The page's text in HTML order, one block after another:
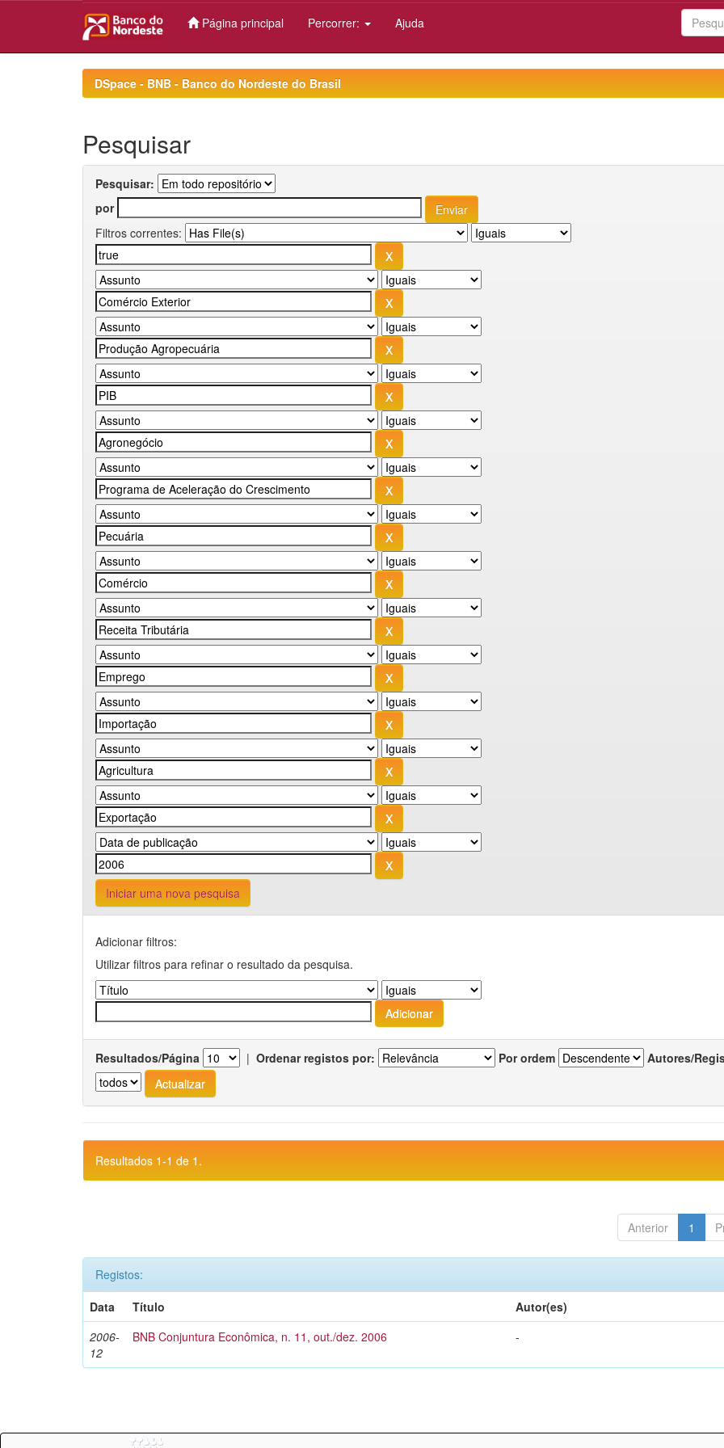
Página principal Percorrer: Ajuda
DSpace - BNB - Banco do Nordeste do Brasil
Pesquisar
Pesquisar:
por
Filtros correntes:
Iniciar uma nova pesquisa
Adicionar filtros:
Utilizar filtros para refinar o resultado da pesquisa.
Resultados/Página | Ordenar registos por: Por ordem Autores/
Resultados 1-1 de 1.
Anterior 1
Registos:
Data
Título
Autor(es)
2006-
12
BNB Conjuntura Econômica, n. 11, out./dez. 2006 -